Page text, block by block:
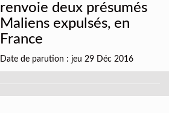
renvoie deux présumés
Maliens expulsés, en
France
Date de parution : jeu 29 Déc 2016